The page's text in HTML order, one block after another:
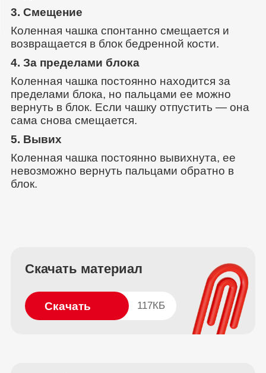
3. Смещение
Коленная чашка спонтанно смещается и
возвращается в блок бедренной кости.
4. За пределами блока
Коленная чашка постоянно находится за
пределами блока, но пальцами ее можно
вернуть в блок. Если чашку отпустить — она
сама снова смещается.
5. Вывих
Коленная чашка постоянно вывихнута, ее
невозможно вернуть пальцами обратно в
блок.
Скачать материал
Скачать 117КБ